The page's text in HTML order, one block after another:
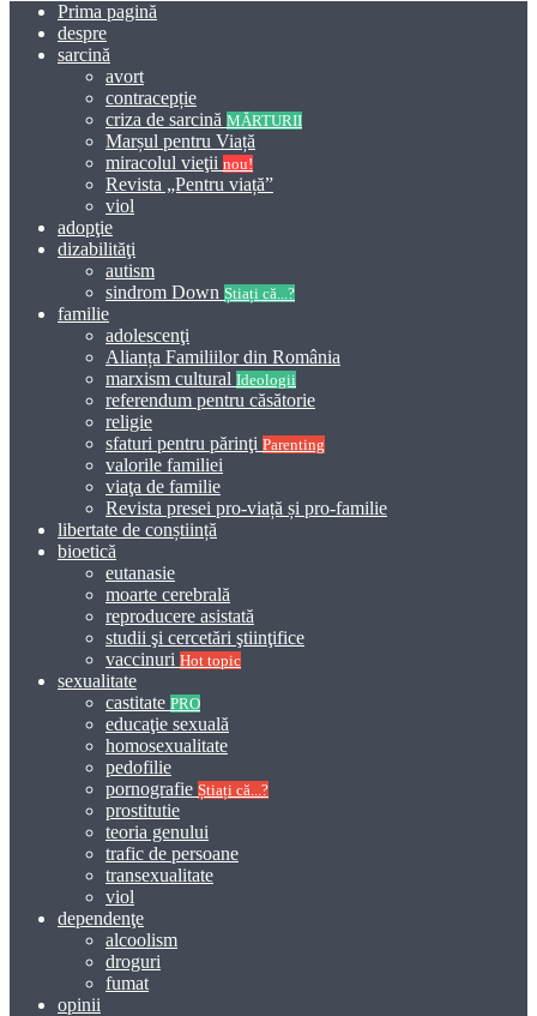
Prima pagină
despre
sarcină
avort
contracepție
criza de sarcină MĂRTURII
Marșul pentru Viață
miracolul vieţii nou!
Revista „Pentru viață”
viol
adopţie
dizabilităţi
autism
sindrom Down Știați că...?
familie
adolescenţi
Alianța Familiilor din România
marxism cultural Ideologii
referendum pentru căsătorie
religie
sfaturi pentru părinţi Parenting
valorile familiei
viaţa de familie
Revista presei pro-viață și pro-familie
libertate de conștiință
bioetică
eutanasie
moarte cerebrală
reproducere asistată
studii şi cercetări ştiinţifice
vaccinuri Hot topic
sexualitate
castitate PRO
educaţie sexuală
homosexualitate
pedofilie
pornografie Știați că...?
prostitutie
teoria genului
trafic de persoane
transexualitate
viol
dependenţe
alcoolism
droguri
fumat
opinii